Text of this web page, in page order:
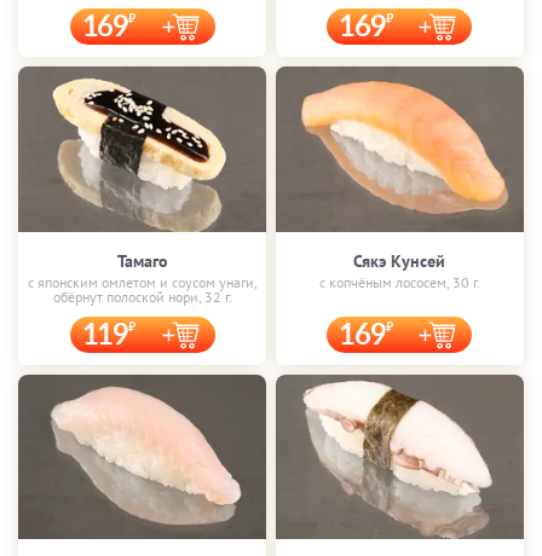
169 169
Тамаго
с японским омлетом и соусом унаги,
обёрнут полоской нори, 32 г.
119
Сякэ Кунсей
с копчёным лососем, 30 г.
169